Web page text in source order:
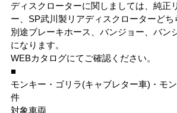
ディスクローターに関しましては、純正
ー、SP武川製リアディスクローターどち
別途ブレーキホース、バンジョー、バン
になります。
WEBカタログにてご確認ください。
■
モンキー・ゴリラ(キャブレター車)・モ
件
対象車両